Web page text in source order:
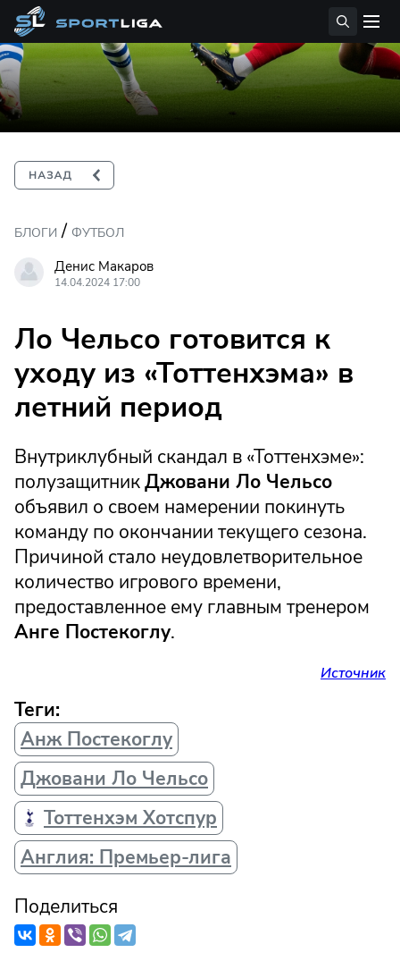
БЛОГИ / ФУТБОЛ
Денис Макаров
14.04.2024 17:00
Ло Чельсо готовится к
уходу из «Тоттенхэма» в
летний период
Внутриклубный скандал в «Тоттенхэме»:
полузащитникДжовани Ло Чельсо
объявил о своем намерении покинуть
команду по окончании текущего сезона.
Причиной стало неудовлетворительное
количество игрового времени,
предоставленное ему главным тренером
Анге Постекоглу.
Источник
Теги:
Анж Постекоглу
Джовани Ло Чельсо
Тоттенхэм Хотспур
Англия: Премьер-лига
Поделиться